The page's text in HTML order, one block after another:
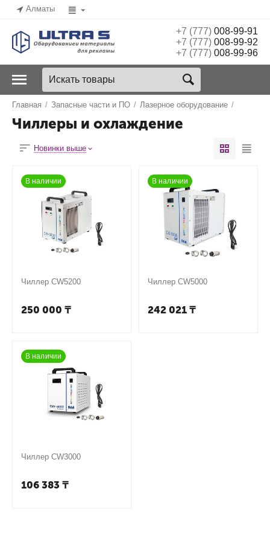
Алматы
+7 (777)008-99-91
+7 (777)008-99-92
+7 (777)008-99-96
Главная / Запасные части и ПО / Лазерное оборудование /
Чиллеры и охлаждение
Новинки выше
В наличии
Чиллер CW5200
250 000 ₸
В наличии
Чиллер CW5000
242 021 ₸
В наличии
Чиллер CW3000
106 383 ₸